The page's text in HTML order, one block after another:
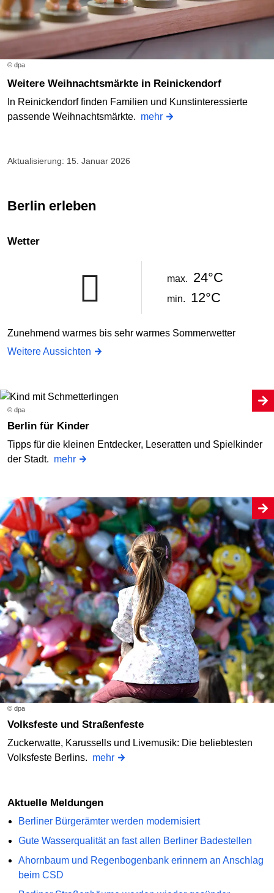
© dpa
Weitere Weihnachtsmärkte in Reinickendorf
In Reinickendorf finden Familien und Kunstinteressierte
passende Weihnachtsmärkte. mehr
Aktualisierung: 15. Januar 2026
Berlin erleben
Wetter
max. 24°C
min. 12°C
Zunehmend warmes bis sehr warmes Sommerwetter
Weitere Aussichten
© dpa
Berlin für Kinder
Tipps für die kleinen Entdecker, Leseratten und Spielkinder
der Stadt. mehr
© dpa
Volksfeste und Straßenfeste
Zuckerwatte, Karussells und Livemusik: Die beliebtesten
Volksfeste Berlins. mehr
Aktuelle Meldungen
Berliner Bürgerämter werden modernisiert
Gute Wasserqualität an fast allen Berliner Badestellen
Ahornbaum und Regenbogenbank erinnern an Anschlag
beim CSD